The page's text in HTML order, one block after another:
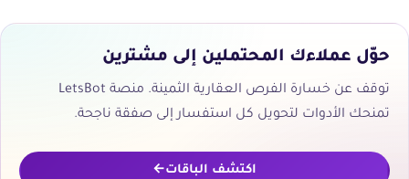
حوّل عملاءك المحتملين إلى مشترين
توقف عن خسارة الفرص العقارية الثمينة. منصة LetsBot
تمنحك الأدوات لتحويل كل استفسار إلى صفقة ناجحة.
اكتشف الباقات